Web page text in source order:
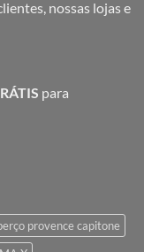
nossas lojas e
para
provence capitone